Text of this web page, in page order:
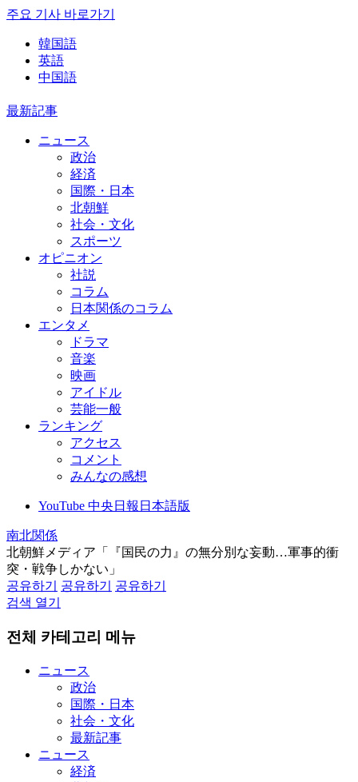
주요 기사 바로가기
韓国語
英語
中国語
最新記事
ニュース
政治
経済
国際・日本
北朝鮮
社会・文化
スポーツ
オピニオン
社説
コラム
日本関係のコラム
エンタメ
ドラマ
音楽
映画
アイドル
芸能一般
ランキング
アクセス
コメント
みんなの感想
YouTube 中央日報日本語版
南北関係
北朝鮮メディア「『国民の力』の無分別な妄動…軍事的衝
突・戦争しかない」
공유하기
공유하기
공유하기
검색 열기
전체 카테고리 메뉴
ニュース
政治
国際・日本
社会・文化
最新記事
ニュース
経済